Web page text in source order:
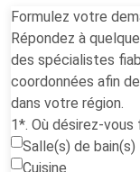
Formulez votre
Répondez à
des spécialistes
coordonnées afin
dans votre région.
1*. Où désirez-
Salle(s) de bain(s)
Cuisine